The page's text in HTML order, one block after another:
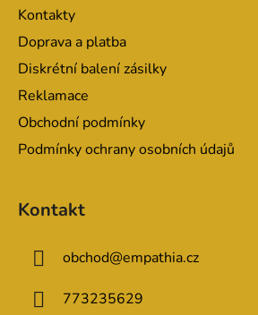
Kontakty
Doprava a platba
Diskrétní balení zásilky
Reklamace
Obchodní podmínky
Podmínky ochrany osobních údajů
Kontakt
obchod@empathia.cz
773235629